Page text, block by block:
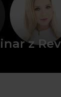
z